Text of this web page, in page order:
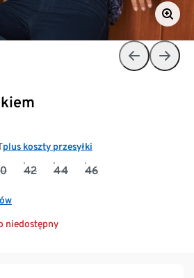
plus koszty przesyłki
42 44 46
niedostępny